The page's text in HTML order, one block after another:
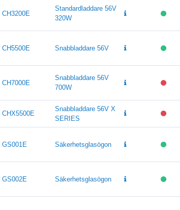
CH3200E
Standardladdare 56V
320W
CH5500E Snabbladdare 56V
CH7000E
Snabbladdare 56V
700W
CHX5500E
Snabbladdare 56V X
SERIES
GS001E Säkerhetsglasögon
GS002E Säkerhetsglasögon